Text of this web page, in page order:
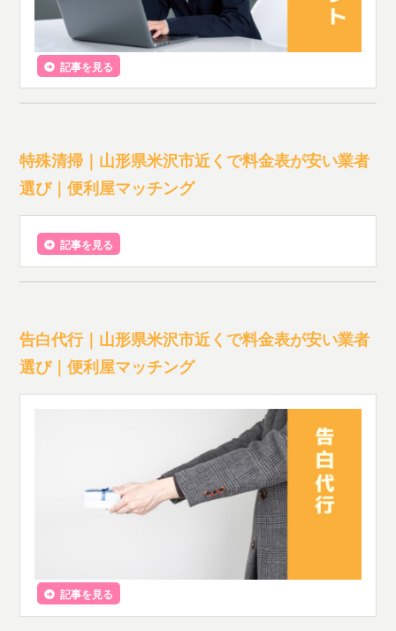
記事を見る
特殊清掃｜山形県米沢市近くで料金表が安い業者
選び｜便利屋マッチング
記事を見る
告白代行｜山形県米沢市近くで料金表が安い業者
選び｜便利屋マッチング
記事を見る